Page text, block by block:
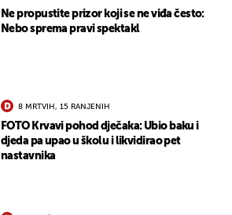
Ne propustite prizor koji se ne viđa često:
Nebo sprema pravi spektakl
8 MRTVIH, 15 RANJENIH
FOTO Krvavi pohod dječaka: Ubio baku i
djeda pa upao u školu i likvidirao pet
nastavnika